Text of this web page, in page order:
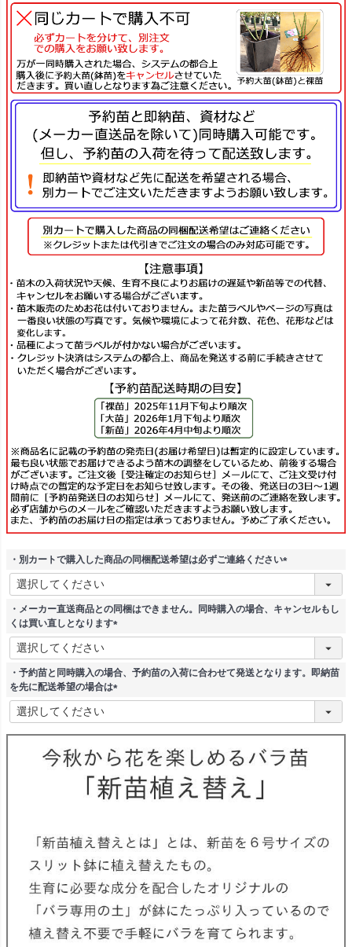
・別カートで購入した商品の同梱配送希望は必ずご連絡ください
(
須
・メーカー直送商品との同梱はできません。同時購入の場合、キャンセルもし
くは買い直しとなります
(
須
)
・予約苗と同時購入の場合、予約苗の入荷に合わせて発送となります。即納苗
を先に配送希望の場合は
(
須